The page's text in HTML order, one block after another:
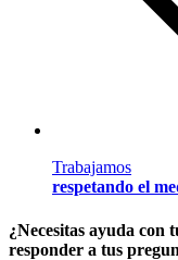
Trabajamos
respetando el
¿Necesitas ayuda con
responder a tus